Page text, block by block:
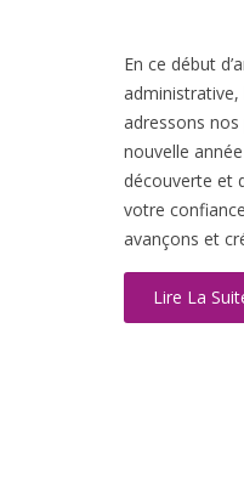
En ce début
adressons
nouvelle
découverte et
votre
avançons et
Lire La